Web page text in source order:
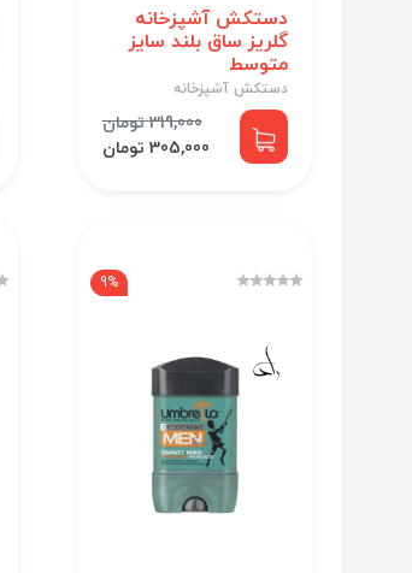
دستکش آشپزخانه
گلریز ساق بلند سایز
متوسط
دستکش آشپزخانه
319,000 تومان
305,000 تومان
9%